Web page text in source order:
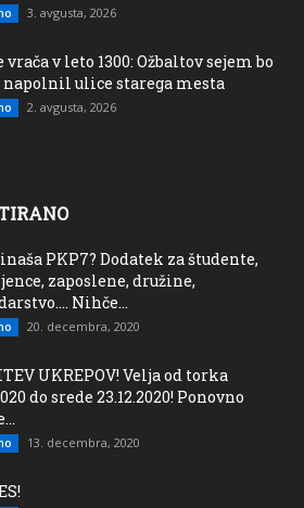
3. avgusta, 2026
vrača v leto 1300: Ožbaltov sejem bo
napolnil ulice starega mesta
2. avgusta, 2026
PKP7? Dodatek za študente,
zaposlene, družine,
Nihče...
20. decembra, 2020
UKREPOV! Velja od torka
do srede 23.12.2020! Ponovno
13. decembra, 2020